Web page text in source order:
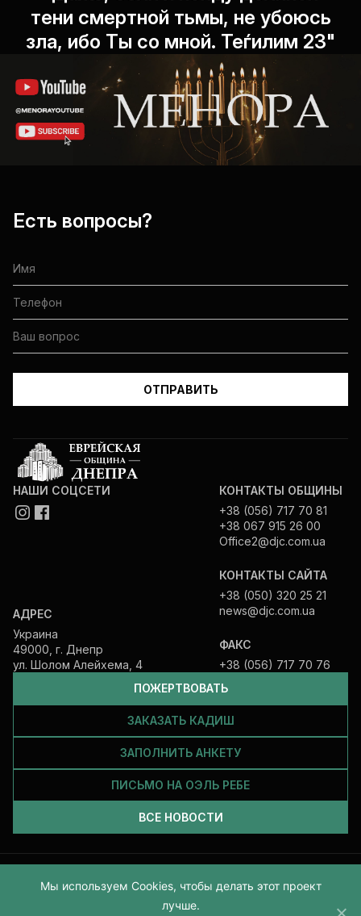
тени смертной тьмы, не убоюсь
зла, ибо Ты со мной. Теѓилим 23"
Есть вопросы?
ПОЖЕРТВОВАТЬ
ЗАКАЗАТЬ КАДИШ
ЗАПОЛНИТЬ АНКЕТУ
ПИСЬМО НА ОЭЛЬ РЕБЕ
ВСЕ НОВОСТИ
НАШИ СОЦСЕТИ
АДРЕС
Украина
49000, г. Днепр
ул. Шолом Алейхема, 4
КОНТАКТЫ ОБЩИНЫ
+38 (056) 717 70 81
+38 067 915 26 00
Office2@djc.com.ua
КОНТАКТЫ САЙТА
+38 (050) 320 25 21
news@djc.com.ua
ФАКС
+38 (056) 717 70 76
Все права защищены и принадлежат Еврейской общине Днепра.
2026
Мы используем Cookies, чтобы делать этот проект
лучше.